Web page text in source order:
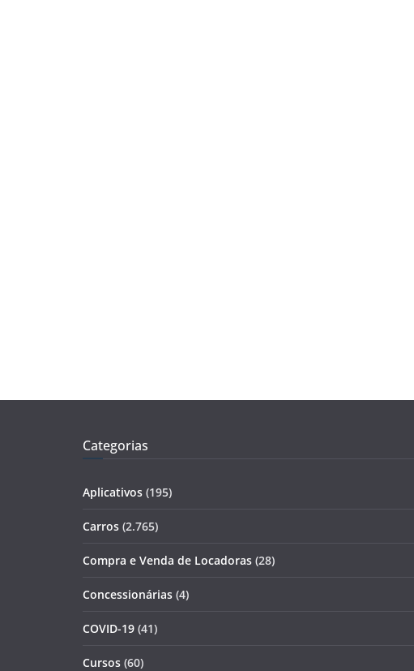
Categorias
Aplicativos (195)
Carros (2.765)
Compra e Venda de Locadoras (28)
Concessionárias (4)
COVID-19 (41)
Cursos (60)